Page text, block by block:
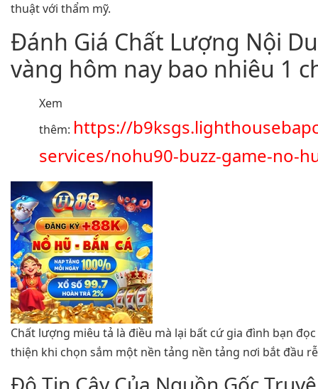
thuật với thẩm mỹ.
Đánh Giá Chất Lượng Nội
vàng hôm nay bao nhiêu 1
Xem
thêm: https://
services/nohu90-buzz-game-no-
Chất lượng miêu tả là điều mà lại bất cứ gia đình bạn
thiện khi chọn sắm một nền tảng nền tảng nơi bắt đầu